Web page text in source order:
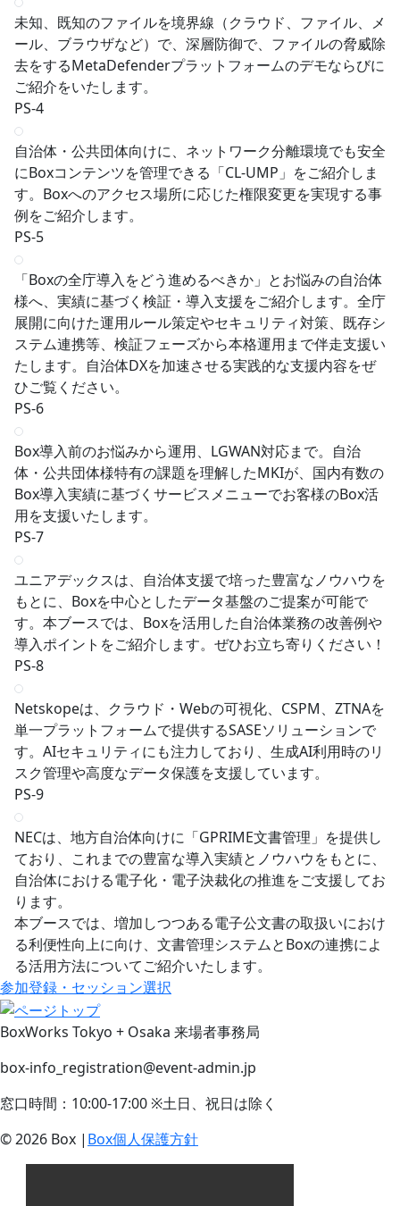
未知、既知のファイルを境界線（クラウド、ファイル、メ
ール、ブラウザなど）で、深層防御で、ファイルの脅威除
去をするMetaDefenderプラットフォームのデモならびに
ご紹介をいたします。
PS-4
自治体・公共団体向けに、ネットワーク分離環境でも安全
にBoxコンテンツを管理できる「CL-UMP」をご紹介しま
す。Boxへのアクセス場所に応じた権限変更を実現する事
例をご紹介します。
PS-5
「Boxの全庁導入をどう進めるべきか」とお悩みの自治体
様へ、実績に基づく検証・導入支援をご紹介します。全庁
展開に向けた運用ルール策定やセキュリティ対策、既存シ
ステム連携等、検証フェーズから本格運用まで伴走支援い
たします。自治体DXを加速させる実践的な支援内容をぜ
ひご覧ください。
PS-6
Box導入前のお悩みから運用、LGWAN対応まで。自治
体・公共団体様特有の課題を理解したMKIが、国内有数の
Box導入実績に基づくサービスメニューでお客様のBox活
用を支援いたします。
PS-7
ユニアデックスは、自治体支援で培った豊富なノウハウを
もとに、Boxを中心としたデータ基盤のご提案が可能で
す。本ブースでは、Boxを活用した自治体業務の改善例や
導入ポイントをご紹介します。ぜひお立ち寄りください！
PS-8
Netskopeは、クラウド・Webの可視化、CSPM、ZTNAを
単一プラットフォームで提供するSASEソリューションで
す。AIセキュリティにも注力しており、生成AI利用時のリ
スク管理や高度なデータ保護を支援しています。
PS-9
NECは、地方自治体向けに「GPRIME文書管理」を提供し
ており、これまでの豊富な導入実績とノウハウをもとに、
自治体における電子化・電子決裁化の推進をご支援してお
ります。
本ブースでは、増加しつつある電子公文書の取扱いにおけ
る利便性向上に向け、文書管理システムとBoxの連携によ
る活用方法についてご紹介いたします。
参加登録・セッション選択
BoxWorks Tokyo + Osaka 来場者事務局
box-info_registration@event-admin.jp
窓口時間：10:00-17:00 ※土日、祝日は除く
© 2026 Box | Box個人保護方針